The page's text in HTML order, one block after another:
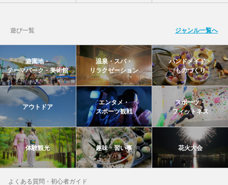
遊び一覧 ジャンル一覧へ
遊園地・
テーマパーク・美術館
温泉・スパ・
リラクゼーション
ハンドメイド・
ものづくり
アウトドア
エンタメ・
スポーツ観戦
スポーツ・
フィットネス
体験観光 趣味・習い事 花火大会
よくある質問・初心者ガイド